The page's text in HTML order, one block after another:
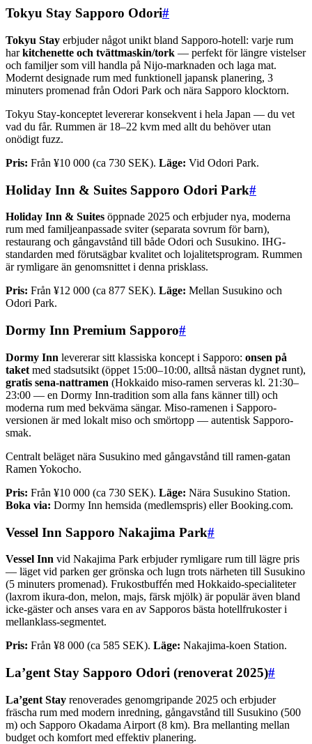
Tokyu Stay Sapporo Odori#
Tokyu Stay erbjuder något unikt bland Sapporo-hotell: varje rum
harkitchenette och tvättmaskin/tork — perfekt för längre vistelser
och familjer som vill handla på Nijo-marknaden och laga mat.
Modernt designade rum med funktionell japansk planering, 3
minuters promenad från Odori Park och nära Sapporo klocktorn.
Tokyu Stay-konceptet levererar konsekvent i hela Japan — du vet
vad du får. Rummen är 18–22 kvm med allt du behöver utan
onödigt fuzz.
Pris: Från ¥10 000 (ca 730 SEK). Läge: Vid Odori Park.
Holiday Inn & Suites Sapporo Odori Park#
Holiday Inn & Suites öppnade 2025 och erbjuder nya, moderna
rum med familjeanpassade sviter (separata sovrum för barn),
restaurang och gångavstånd till både Odori och Susukino. IHG-
standarden med förutsägbar kvalitet och lojalitetsprogram. Rummen
är rymligare än genomsnittet i denna prisklass.
Pris: Från ¥12 000 (ca 877 SEK). Läge: Mellan Susukino och
Odori Park.
Dormy Inn Premium Sapporo#
Dormy Inn levererar sitt klassiska koncept i Sapporo: onsen på
taket med stadsutsikt (öppet 15:00–10:00, alltså nästan dygnet runt),
gratis sena-nattramen (Hokkaido miso-ramen serveras kl. 21:30–
23:00 — en Dormy Inn-tradition som alla fans känner till) och
moderna rum med bekväma sängar. Miso-ramenen i Sapporo-
versionen är med lokalt miso och smörtopp — autentisk Sapporo-
smak.
Centralt beläget nära Susukino med gångavstånd till ramen-gatan
Ramen Yokocho.
Pris: Från ¥10 000 (ca 730 SEK). Läge: Nära Susukino Station.
Boka via: Dormy Inn hemsida (medlemspris) eller Booking.com.
Vessel Inn Sapporo Nakajima Park#
Vessel Inn vid Nakajima Park erbjuder rymligare rum till lägre pris
— läget vid parken ger grönska och lugn trots närheten till Susukino
(5 minuters promenad). Frukostbuffén med Hokkaido-specialiteter
(laxrom ikura-don, melon, majs, färsk mjölk) är populär även bland
icke-gäster och anses vara en av Sapporos bästa hotellfrukoster i
mellanklass-segmentet.
Pris: Från ¥8 000 (ca 585 SEK). Läge: Nakajima-koen Station.
La’gent Stay Sapporo Odori (renoverat 2025)#
La’gent Stay renoverades genomgripande 2025 och erbjuder
fräscha rum med modern inredning, gångavstånd till Susukino (500
m) och Sapporo Okadama Airport (8 km). Bra mellanting mellan
budget och komfort med effektiv planering.